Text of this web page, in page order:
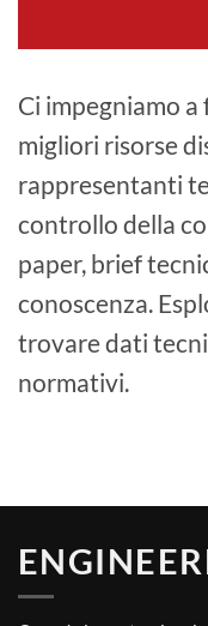
Ci impegniamo
migliori risorse
rappresentanti
controllo della
paper, brief
conoscenza.
trovare dati
normativi.